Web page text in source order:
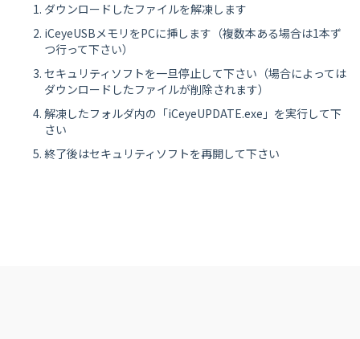
ダウンロードしたファイルを解凍します
iCeyeUSBメモリをPCに挿します（複数本ある場合は1本ず
つ行って下さい）
セキュリティソフトを一旦停止して下さい（場合によっては
ダウンロードしたファイルが削除されます）
解凍したフォルダ内の「iCeyeUPDATE.exe」を実行して下
さい
終了後はセキュリティソフトを再開して下さい